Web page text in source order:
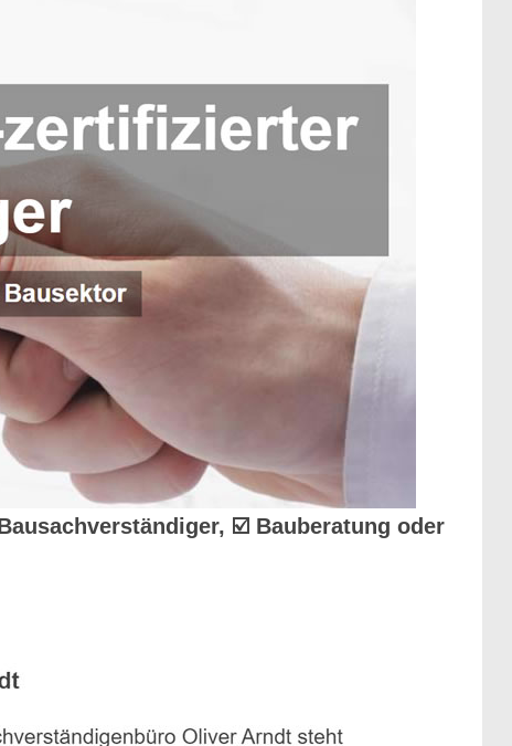
☑️ Bauberatung oder